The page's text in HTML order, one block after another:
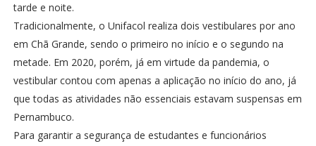
tarde e noite.
Tradicionalmente, o Unifacol realiza dois vestibulares por ano
em Chã Grande, sendo o primeiro no início e o segundo na
metade. Em 2020, porém, já em virtude da pandemia, o
vestibular contou com apenas a aplicação no início do ano, já
que todas as atividades não essenciais estavam suspensas em
Pernambuco.
Para garantir a segurança de estudantes e funcionários